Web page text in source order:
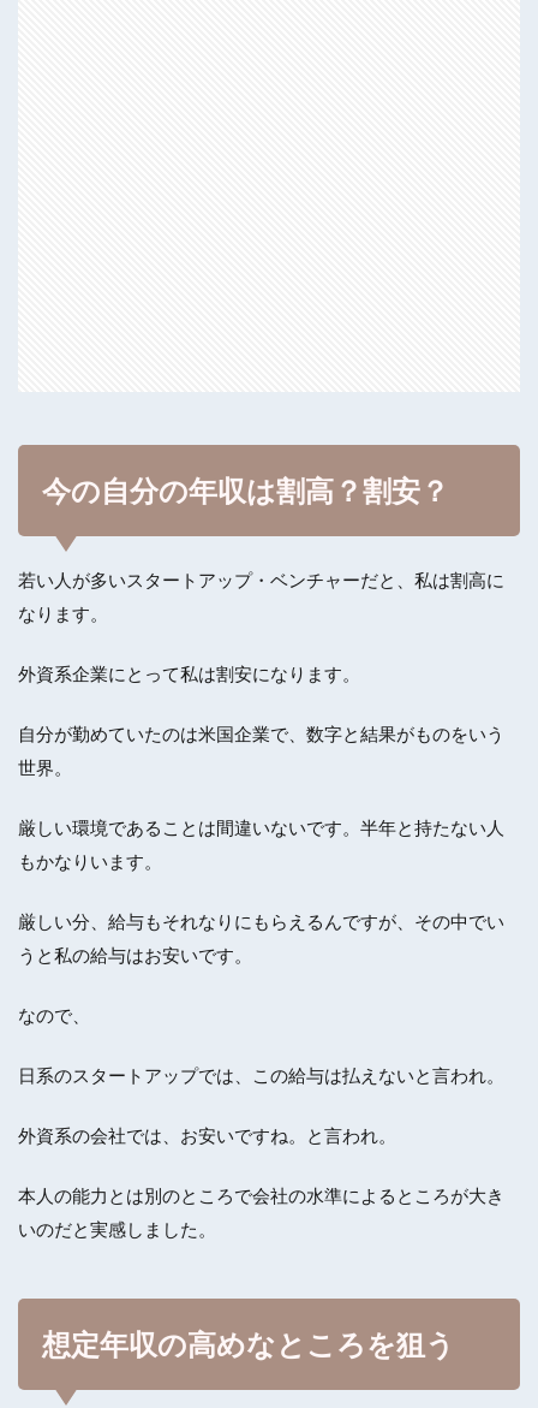
今の自分の年収は割高？割安？
若い人が多いスタートアップ・ベンチャーだと、私は割高に
なります。
外資系企業にとって私は割安になります。
自分が勤めていたのは米国企業で、数字と結果がものをいう
世界。
厳しい環境であることは間違いないです。半年と持たない人
もかなりいます。
厳しい分、給与もそれなりにもらえるんですが、その中でい
うと私の給与はお安いです。
なので、
日系のスタートアップでは、この給与は払えないと言われ。
外資系の会社では、お安いですね。と言われ。
本人の能力とは別のところで会社の水準によるところが大き
いのだと実感しました。
想定年収の高めなところを狙う